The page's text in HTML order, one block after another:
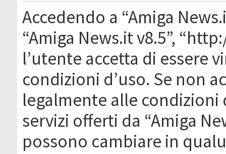
Accedendo a “Amiga
“Amiga News.it v8.5”,
l’utente accetta di essere
condizioni d’uso. Se non
legalmente alle condizioni
servizi offerti da “Amiga
possono cambiare in